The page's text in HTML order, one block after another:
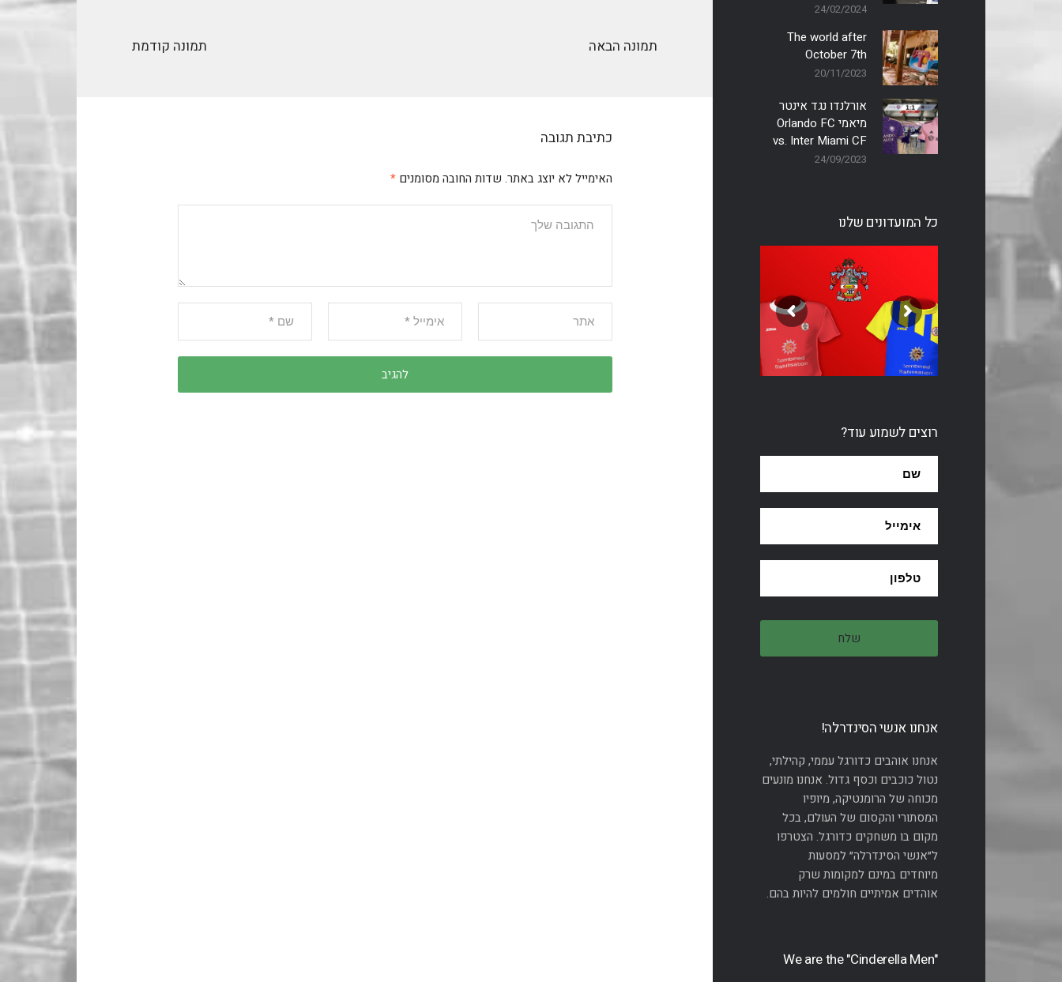
24/02/2024
The world after
October 7th
20/11/2023
אורלנדו נגד אינטר
מיאמי Orlando FC
vs. Inter Miami CF
24/09/2023
כל המועדונים שלנו
רוצים לשמוע עוד?
אנחנו אנשי הסינדרלה!
אנחנו אוהבים כדורגל עממי, קהילתי,
נטול כוכבים וכסף גדול. אנחנו מונעים
מכוחה של הרומנטיקה, מיופיו
המסתורי והקסום של העולם, בכל
מקום בו משחקים כדורגל. הצטרפו
ל״אנשי הסינדרלה״ למסעות
מיוחדים במינם למקומות שרק
אוהדים אמיתיים חולמים להיות בהם.
"We are the "Cinderella Men
תמונה קודמת תמונה הבאה
כתיבת תגובה
האימייל לא יוצג באתר. שדות החובה מסומנים*